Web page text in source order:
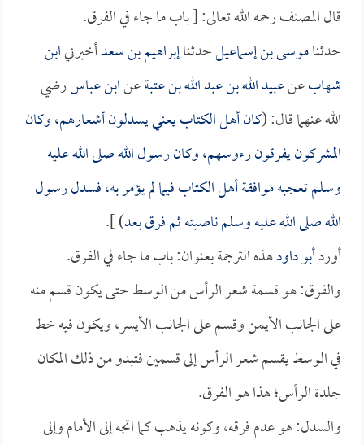
قال المصنف رحمه الله تعالى: [ باب ما جاء في الفرق.
حدثناموسى بن إسماعيلحدثناإبراهيم بن سعدأخبرنيابن
شهابعنعبيد الله بن عبد الله بن عتبةعنابن عباسرضي
الله عنهما قال: (كان أهل الكتاب يعني يسدلون أشعارهم، وكان
المشركون يفرقون رءوسهم، وكان رسول الله صلى الله عليه
وسلم تعجبه موافقة أهل الكتاب فيما لم يؤمر به، فسدل رسول
الله صلى الله عليه وسلم ناصيته ثم فرق بعد) ].
أوردأبو داودهذه الترجمة بعنوان: باب ما جاء في الفرق.
والفرق: هو قسمة شعر الرأس من الوسط حتى يكون قسم منه
على الجانب الأيمن وقسم على الجانب الأيسر، ويكون فيه خط
في الوسط يقسم شعر الرأس إلى قسمين فتبدو من ذلك المكان
جلدة الرأس؛ هذا هو الفرق.
والسدل: هو عدم فرقه، وكونه يذهب كما اتجه إلى الأمام وإلى